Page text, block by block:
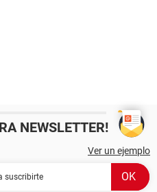
NEWSLETTER!
Ver un ejemplo